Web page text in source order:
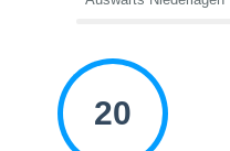
20